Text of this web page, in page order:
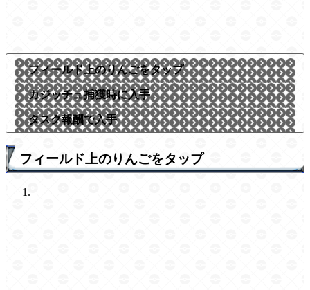
フィールド上のりんごをタップ
カジッチュ捕獲時に入手
タスク報酬で入手
フィールド上のりんごをタップ